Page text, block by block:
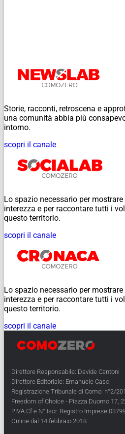
Storie, racconti, retroscena e
una comunità abbia più
intorno.
scopri il canale
Lo spazio necessario per
interezza e per raccontare tutti i
questo territorio.
scopri il canale
Lo spazio necessario per
interezza e per raccontare tutti i
questo territorio.
scopri il canale
Direttore Responsabile: Davide Cantoni
Direttore Editoriale: Emanuele Caso
Registrazione Tribunale di Como: n°2/
Freedom of Choice - Piazza Duomo 17,
PIVA Cf e N° Iscr. Registro Imprese
Online dal 14 febbraio 2018